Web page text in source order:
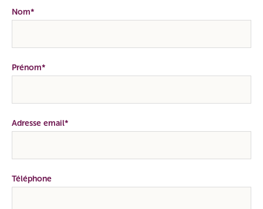
Nom*
Prénom*
Adresse email*
Téléphone